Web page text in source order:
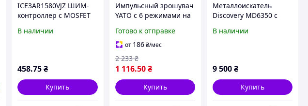
ICE3AR1580VJZ ШИМ-
контроллер с MOSFET
26 Вт, защита 2 кВ,
В наличии
458.75₴
Купить
Импульсный зрошувач
YATO с 6 режимами на
радиус полива 12-13 м
рабочий давление 2-4
Готово к отправке
от 186 ₴/мес
1 116.50 ₴
2 233 ₴
Купить
Металлоискатель
Discovery MD6350 с
мелких целей
В наличии
9 500₴
Купить